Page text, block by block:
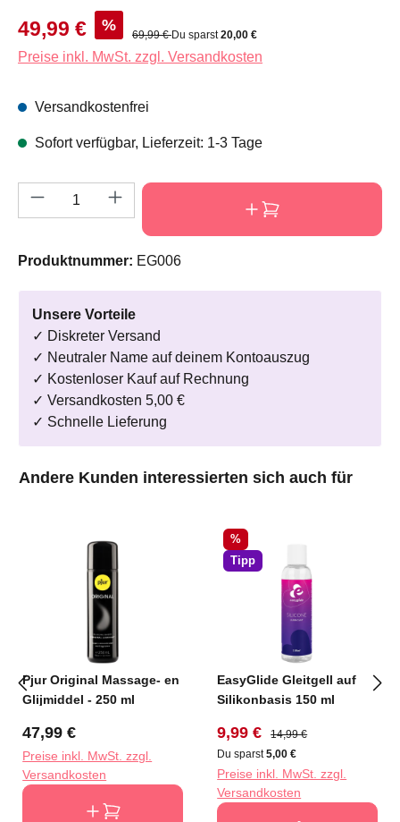
Verkaufspreis:
49,99 € % Regulärer Preis:
69,99 €Du sparst20,00 €
Preise inkl. MwSt. zzgl. Versandkosten
Versandkostenfrei
Sofort verfügbar, Lieferzeit: 1-3 Tage
Produkt Anzahl: Gib den gewünschten
Produktnummer: EG006
Unsere Vorteile
✓ Diskreter Versand
✓ Neutraler Name auf deinem Kontoauszug
✓ Kostenloser Kauf auf Rechnung
✓ Versandkosten 5,00 €
✓ Schnelle Lieferung
Produktgalerie überspringen
Andere Kunden interessierten sich auch für
Pjur Original Massage- en
Glijmiddel - 250 ml
Regulärer Preis:
47,99 €
Preise inkl. MwSt. zzgl.
Versandkosten
Rabatt
%
Tipp
EasyGlide Gleitgell auf
Silikonbasis 150 ml
Verkaufspreis:
9,99 € Regulärer Preis:
14,99 €
Du sparst5,00 €
Preise inkl. MwSt. zzgl.
Versandkosten